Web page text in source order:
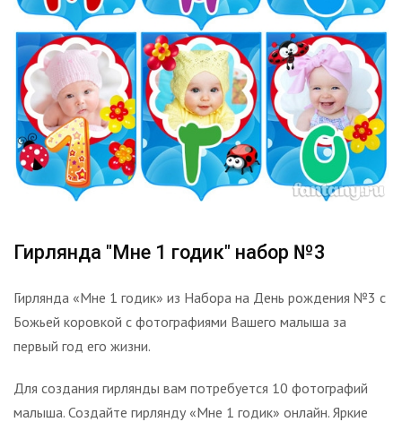
Гирлянда "Мне 1 годик" набор №3
Гирлянда «Мне 1 годик» из Набора на День рождения №3 с
Божьей коровкой с фотографиями Вашего малыша за
первый год его жизни.
Для создания гирлянды вам потребуется 10 фотографий
малыша. Создайте гирлянду «Мне 1 годик» онлайн. Яркие